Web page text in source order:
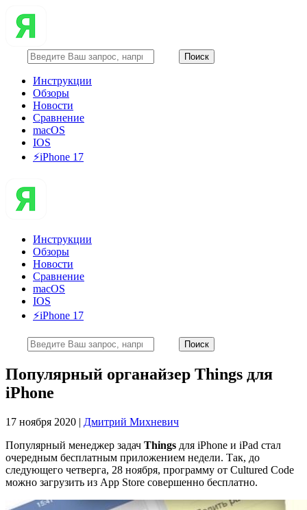
Инструкции
Обзоры
Новости
Сравнение
macOS
IOS
⚡️iPhone 17
Инструкции
Обзоры
Новости
Сравнение
macOS
IOS
⚡️iPhone 17
Популярный органайзер Things для
iPhone
17 ноября 2020 | Дмитрий Михневич
Популярный менеджер задач Things для iPhone и iPad стал
очередным бесплатным приложением недели. Так, до
следующего четверга, 28 ноября, программу от Cultured Code
можно загрузить из App Store совершенно бесплатно.